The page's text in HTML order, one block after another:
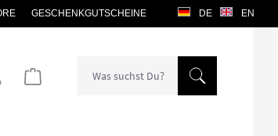
DE EN
GESCHENKGUTSCHEINE
Warenkorb enthält 0 Positionen. Der